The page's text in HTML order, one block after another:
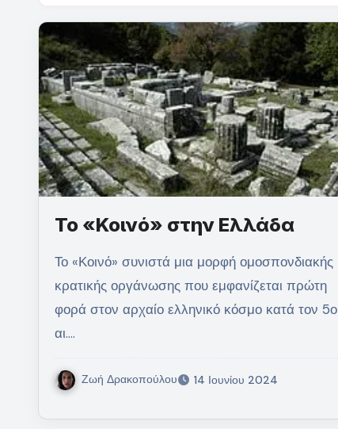
Το «Κοινό» στην Ελλάδα
Το «Κοινό» συνιστά μια μορφή ομοσπονδιακής
κρατικής οργάνωσης που εμφανίζεται πρώτη
φορά στον αρχαίο ελληνικό κόσμο κατά τον 5ο
αι.…
Ζωή Δρακοπούλου 14 Ιουνίου 2024